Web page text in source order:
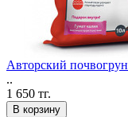
Авторский
..
1 650 тг.
В корзину